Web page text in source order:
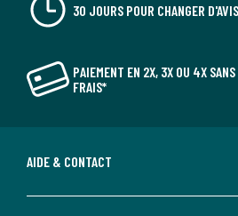
30 JOURS POUR CHANGER
PAIEMENT EN 2X, 3X OU 4X SANS
FRAIS*
AIDE & CONTACT